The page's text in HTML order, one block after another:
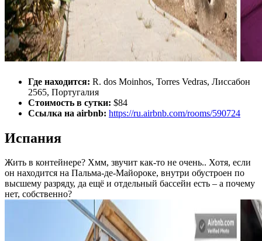
Где находится: R. dos Moinhos, Torres Vedras, Лиссабон
2565, Португалия
Стоимость в сутки: $84
Ссылка на airbnb: https://ru.airbnb.com/rooms/590724
Испания
Жить в контейнере? Хмм, звучит как-то не очень.. Хотя, если
он находится на Пальма-де-Майороке, внутри обустроен по
высшему разряду, да ещё и отдельный бассейн есть – а почему
нет, собственно?